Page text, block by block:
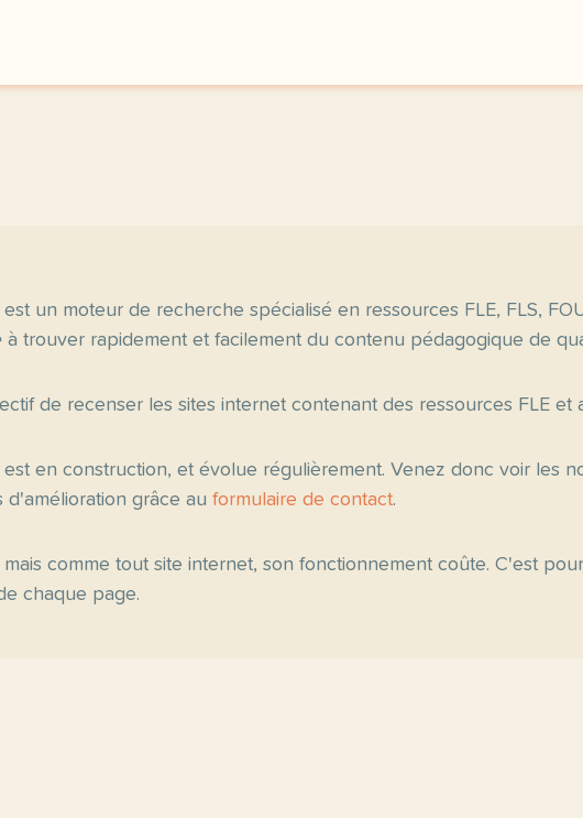
un moteur de recherche spécialisé en ressources FLE, FLS,
à trouver rapidement et facilement du contenu pédagogique de
de recenser les sites internet contenant des ressources FLE et
est en construction, et évolue régulièrement. Venez donc voir les
d'amélioration grâce au formulaire de contact.
mais comme tout site internet, son fonctionnement coûte. C'est
chaque page.